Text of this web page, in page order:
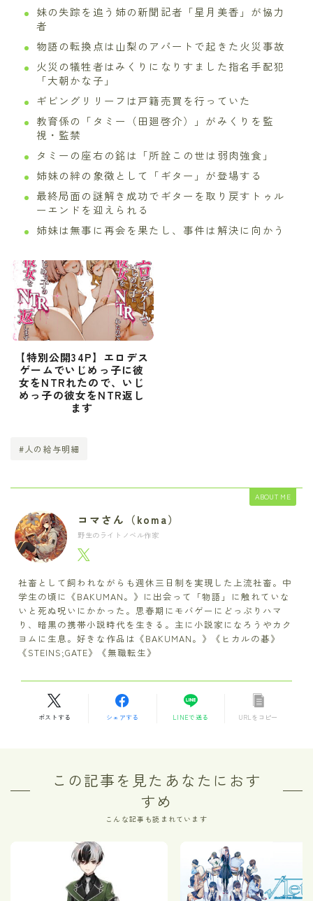
妹の失踪を追う姉の新聞記者「星月美香」が協力
者
物語の転換点は山梨のアパートで起きた火災事故
火災の犠牲者はみくりになりすました指名手配犯
「大朝かな子」
ギビングリリーフは戸籍売買を行っていた
教育係の「タミー（田廻啓介）」がみくりを監
視・監禁
タミーの座右の銘は「所詮この世は弱肉強食」
姉妹の絆の象徴として「ギター」が登場する
最終局面の謎解き成功でギターを取り戻すトゥル
ーエンドを迎えられる
姉妹は無事に再会を果たし、事件は解決に向かう
【特別公開34P】エロデス
ゲームでいじめっ子に彼
女をNTRれたので、いじ
めっ子の彼女をNTR返し
ます
#人の給与明細
ABOUT ME
コマさん（koma）
野生のライトノベル作家
社畜として飼われながらも週休三日制を実現した上流社畜。中
学生の頃に《BAKUMAN。》に出会って「物語」に触れていな
いと死ぬ呪いにかかった。思春期にモバゲーにどっぷりハマ
り、暗黒の携帯小説時代を生きる。主に小説家になろうやカク
ヨムに生息。好きな作品は《BAKUMAN。》《ヒカルの碁》
《STEINS;GATE》《無職転生》
ポストする シェアする LINEで送る URLをコピー
この記事を見たあなたにおす
すめ
こんな記事も読まれています